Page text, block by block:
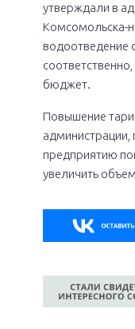
утверждали в
Комсомольска-
водоотведение
бюджет.
Повышение
администрации,
предприятию
увеличить